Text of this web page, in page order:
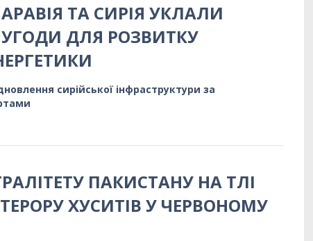
ТА СИРІЯ УКЛАЛИ
ДЛЯ РОЗВИТКУ
сирійської інфраструктури за
ПАКИСТАНУ НА ТЛІ
ХУСИТІВ У ЧЕРВОНОМУ